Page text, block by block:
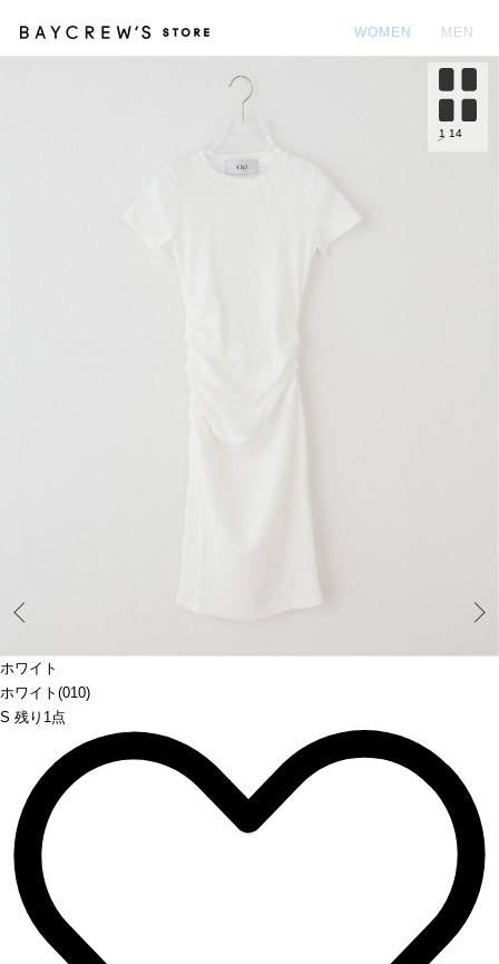
WOMEN MEN
ホワイト
ホワイト(010)
S 残り1点
1 14